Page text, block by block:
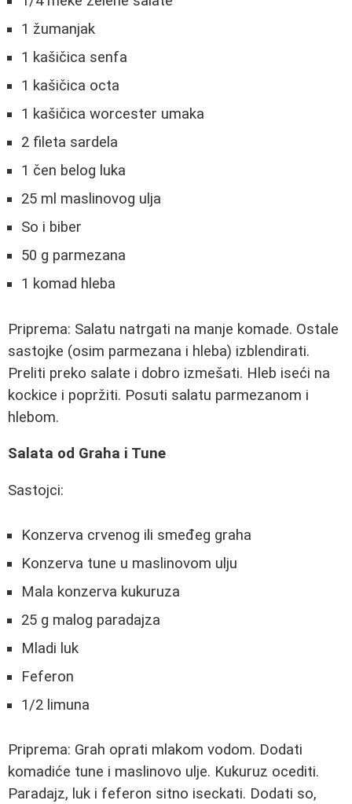
1 žumanjak
1 kašičica senfa
1 kašičica octa
1 kašičica worcester umaka
2 fileta sardela
1 čen belog luka
25 ml maslinovog ulja
So i biber
50 g parmezana
1 komad hleba
Priprema: Salatu natrgati na manje komade. Ostale
sastojke (osim parmezana i hleba) izblendirati.
Preliti preko salate i dobro izmešati. Hleb iseći na
kockice i popržiti. Posuti salatu parmezanom i
hlebom.
Salata od Graha i Tune
Sastojci:
Konzerva crvenog ili smeđeg graha
Konzerva tune u maslinovom ulju
Mala konzerva kukuruza
25 g malog paradajza
Mladi luk
Feferon
1/2 limuna
Priprema: Grah oprati mlakom vodom. Dodati
komadiće tune i maslinovo ulje. Kukuruz ocediti.
Paradajz, luk i feferon sitno iseckati. Dodati so,